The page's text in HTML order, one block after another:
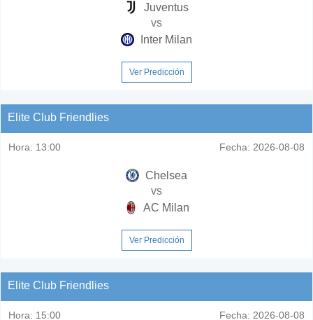
Juventus
vs
Inter Milan
Ver Predicción
Elite Club Friendlies
Hora: 13:00 Fecha: 2026-08-08
Chelsea
vs
AC Milan
Ver Predicción
Elite Club Friendlies
Hora: 15:00 Fecha: 2026-08-08